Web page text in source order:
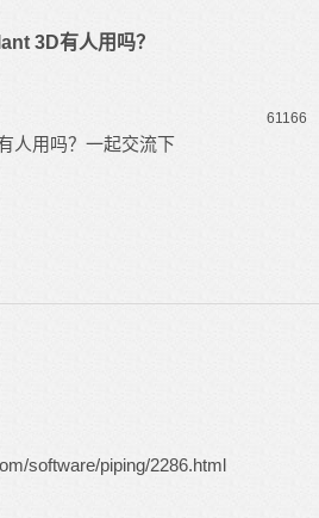
3D有人用吗？
61166
人用吗？一起交流下
software/piping/2286.html